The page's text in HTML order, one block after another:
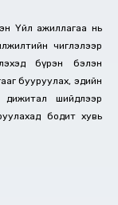
Үйл ажиллагаа нь
чиглэлээр
бүрэн бэлэн
бууруулах, эдийн
дижитал шийдлээр
бодит хувь